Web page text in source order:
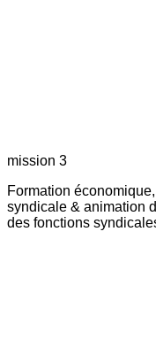
mission 3
Formation
syndicale & animation
des fonctions